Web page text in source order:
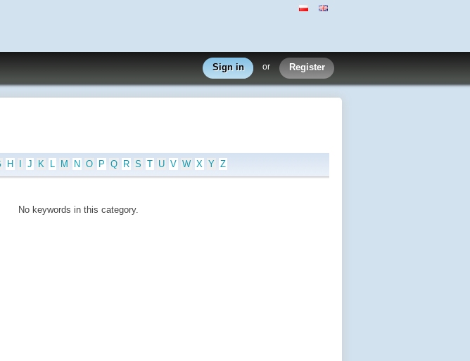
Sign in or Register
H J K L M N O P Q R S T U V W X Y Z
No keywords in this category.